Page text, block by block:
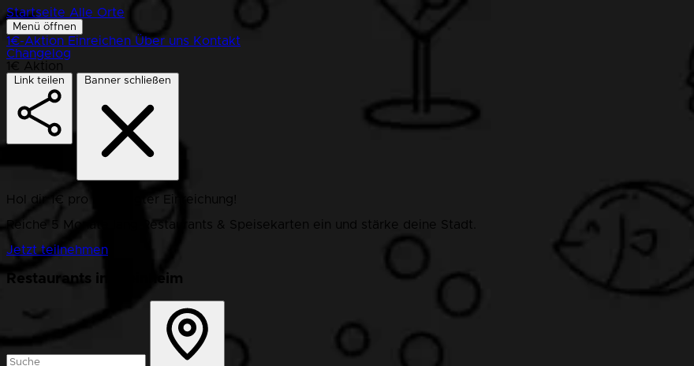
Startseite Alle Orte
Menü öffnen
1€-Aktion Einreichen Über uns Kontakt
Changelog
1€ Aktion
Link teilen Banner schließen
Hol dir 1€ pro bestätigter Einreichung!
Reiche 5 Monate lang Restaurants & Speisekarten ein und stärke deine Stadt.
Jetzt teilnehmen
Restaurants in Weinheim